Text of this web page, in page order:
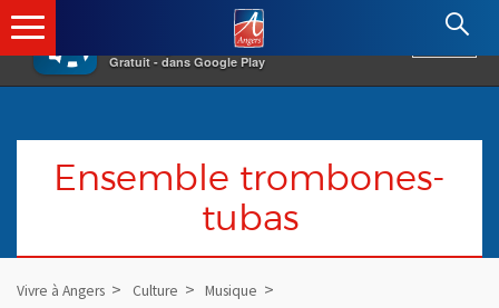
×
Gratuit - dans Google Play
Angers.fr : Retour à l'accueil
Ensemble trombones-
tubas
Vivre à Angers Culture
Musique